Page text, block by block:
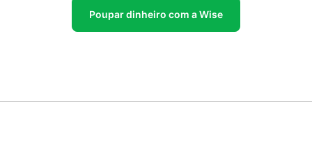
Poupar dinheiro com a Wise